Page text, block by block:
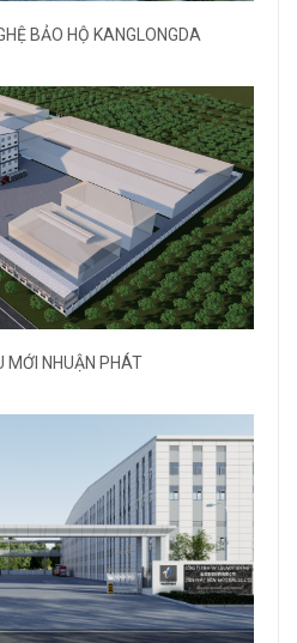
BẢO HỘ KANGLONGDA
MỚI NHUẬN PHÁT